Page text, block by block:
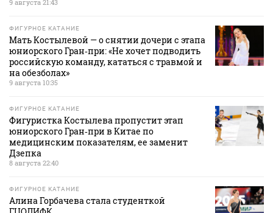
9 августа 21:43
ФИГУРНОЕ КАТАНИЕ
Мать Костылевой — о снятии дочери с этапа
юниорского Гран‑при: «Не хочет подводить
российскую команду, кататься с травмой и
на обезболах»
9 августа 10:35
ФИГУРНОЕ КАТАНИЕ
Фигуристка Костылева пропустит этап
юниорского Гран‑при в Китае по
медицинским показателям, ее заменит
Дзепка
8 августа 22:40
ФИГУРНОЕ КАТАНИЕ
Алина Горбачева стала студенткой